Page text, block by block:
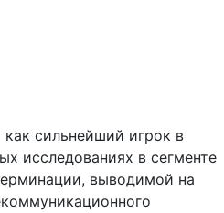
как сильнейший игрок в
исследованиях в сегменте
выводимой на